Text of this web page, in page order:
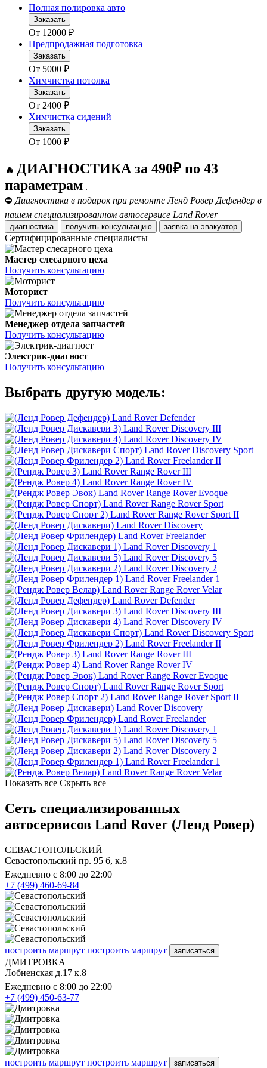
Полная полировка авто
Заказать
От 12000 ₽
Предпродажная подготовка
Заказать
От 5000 ₽
Химчистка потолка
Заказать
От 2400 ₽
Химчистка сидений
Заказать
От 1000 ₽
🔥 ДИАГНОСТИКА за 490₽ по 43
параметрам .
⛔ Диагностика в подарок при ремонте Ленд Ровер Дефендер в
нашем специализированном автосервисе Land Rover
диагностика получить консультацию заявка на эвакуатор
Сертифицированные специалисты
Мастер слесарного цеха
Получить консультацию
Моторист
Получить консультацию
Менеджер отдела запчастей
Получить консультацию
Электрик-диагност
Получить консультацию
Выбрать другую модель:
Land Rover Defender
Land Rover Discovery III
Land Rover Discovery IV
Land Rover Discovery Sport
Land Rover Freelander II
Land Rover Range Rover III
Land Rover Range Rover IV
Land Rover Range Rover Evoque
Land Rover Range Rover Sport
Land Rover Range Rover Sport II
Land Rover Discovery
Land Rover Freelander
Land Rover Discovery 1
Land Rover Discovery 5
Land Rover Discovery 2
Land Rover Freelander 1
Land Rover Range Rover Velar
Land Rover Defender
Land Rover Discovery III
Land Rover Discovery IV
Land Rover Discovery Sport
Land Rover Freelander II
Land Rover Range Rover III
Land Rover Range Rover IV
Land Rover Range Rover Evoque
Land Rover Range Rover Sport
Land Rover Range Rover Sport II
Land Rover Discovery
Land Rover Freelander
Land Rover Discovery 1
Land Rover Discovery 5
Land Rover Discovery 2
Land Rover Freelander 1
Land Rover Range Rover Velar
Показать все Скрыть все
Сеть специализированных
автосервисов Land Rover (Ленд Ровер)
СЕВАСТОПОЛЬСКИЙ
Севастопольский пр. 95 б, к.8
Ежедневно с 8:00 до 22:00
+7 (499) 460-69-84
построить маршрут построить маршрут записаться
ДМИТРОВКА
Лобненская д.17 к.8
Ежедневно с 8:00 до 22:00
+7 (499) 450-63-77
построить маршрут построить маршрут записаться